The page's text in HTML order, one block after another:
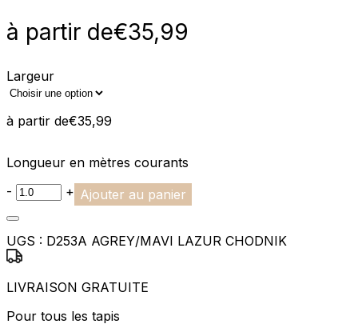
à partir de€35,99
Largeur
à partir de€35,99
Longueur en mètres courants
-
+ Ajouter au panier
UGS : D253A AGREY/MAVI LAZUR CHODNIK
LIVRAISON GRATUITE
Pour tous les tapis